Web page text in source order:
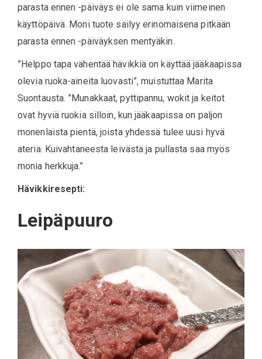
parasta ennen -päiväys ei ole sama kuin viimeinen
käyttöpäivä. Moni tuote säilyy erinomaisena pitkään
parasta ennen -päiväyksen mentyäkin.
”Helppo tapa vähentää hävikkiä on käyttää jääkaapissa
olevia ruoka-aineita luovasti”, muistuttaa Marita
Suontausta. ”Munakkaat, pyttipannu, wokit ja keitot
ovat hyviä ruokia silloin, kun jääkaapissa on paljon
monenlaista pientä, joista yhdessä tulee uusi hyvä
ateria. Kuivahtaneesta leivästä ja pullasta saa myös
monia herkkuja.”
Hävikkiresepti:
Leipäpuuro